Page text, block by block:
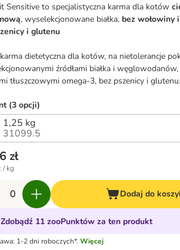
Sensitive to specjalistyczna karma dla kotów
, wyselekcjonowane białka, bez wołowiny
i glutenu
dietetyczna dla kotów, na nietolerancje
źródłami białka i
tłuszczowymi omega-3, bez pszenicy i glutenu.
(3 opcji)
1,25 kg
31099.5
zł
/ kg
Dodaj do
Zdobądź 11 zooPunktów za ten produkt
1-2 dni roboczych*. Więcej